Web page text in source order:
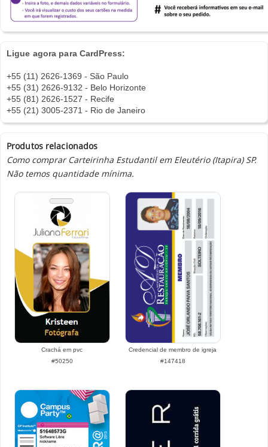
Ligue agora para CardPress:
+55 (11) 2626-1369 - São Paulo
+55 (31) 2626-9132 - Belo Horizonte
+55 (81) 2626-1527 - Recife
+55 (21) 3005-2371 - Rio de Janeiro
Produtos relacionados
Como comprar Carteirinha Estudantil em Eleutério (Itapira) SP.
Não temos quantidade mínima.
Crachá em pvc
#50250
Credencial de membro de igreja
#147418